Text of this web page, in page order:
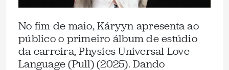
No fim de maio, Káryyn apresenta ao
público o primeiro álbum de estúdio
da carreira, Physics Universal Love
Language (Pull) (2025). Dando